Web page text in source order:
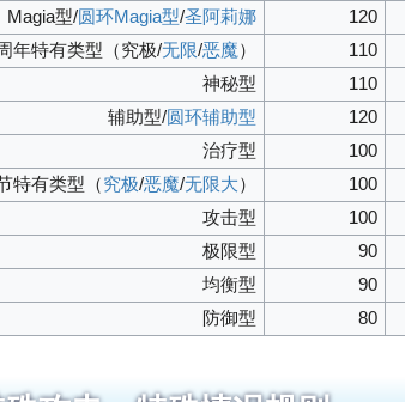
Magia型/ 圆环Magia型/圣阿莉娜 120
年特有类型（究极/无限/恶魔） 110
神秘型
110
辅助型/ 圆环辅助型 120
治疗型
100
特有类型（究极/恶魔/无限大） 100
攻击型
100
极限型
90
均衡型
90
防御型
80